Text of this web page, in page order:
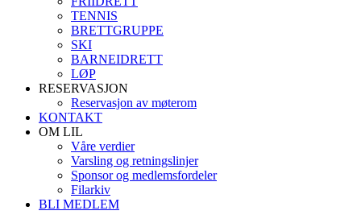
TENNIS
BRETTGRUPPE
SKI
BARNEIDRETT
LØP
RESERVASJON
Reservasjon av møterom
KONTAKT
OM LIL
Våre verdier
Varsling og retningslinjer
Sponsor og medlemsfordeler
Filarkiv
BLI MEDLEM